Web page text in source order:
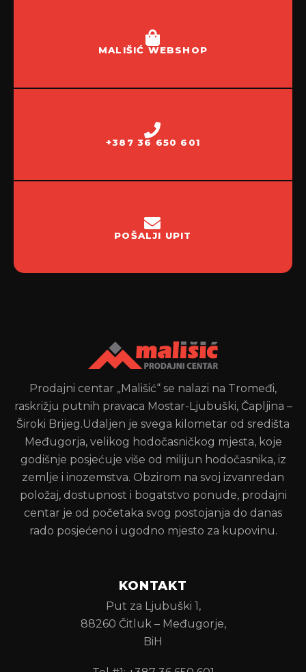
MALIŠIĆ WEBSHOP
+387 36 650 601
POŠALJI UPIT
Prodajni centar „Mališić“ se nalazi na Tromeđi,
raskrižju putnih pravaca Mostar-Ljubuški, Čapljina –
Široki Brijeg.Udaljen je svega kilometar od središta
Međugorja, velikog hodočasničkog mjesta, koje
godišnje posjećuje više od milijun hodočasnika, iz
zemlje i inozemstva. Obzirom na svoj izvanredan
položaj, dostupnost i bogatstvo ponude, prodajni
centar je od početaka svog postojanja do danas
rado posjećeno i ugodno mjesto za kupovinu.
KONTAKT
Put za Ljubuški 1,
88260 Čitluk – Međugorje,
BiH